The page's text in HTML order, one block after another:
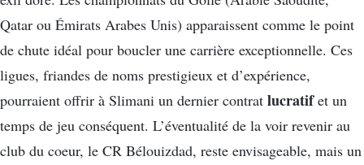
Qatar ou Émirats Arabes Unis) apparaissent comme le point
de chute idéal pour boucler une carrière exceptionnelle. Ces
ligues, friandes de noms prestigieux et d’expérience,
pourraient offrir à Slimani un dernier contrat lucratifet un
temps de jeu conséquent. L’éventualité de la voir revenir au
club du coeur, le CR Bélouizdad, reste envisageable, mais un